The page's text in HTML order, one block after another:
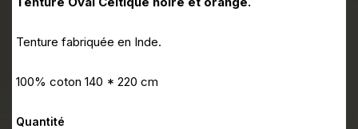
Tenture fabriquée en Inde.
100% coton 140 * 220 cm
Quantité